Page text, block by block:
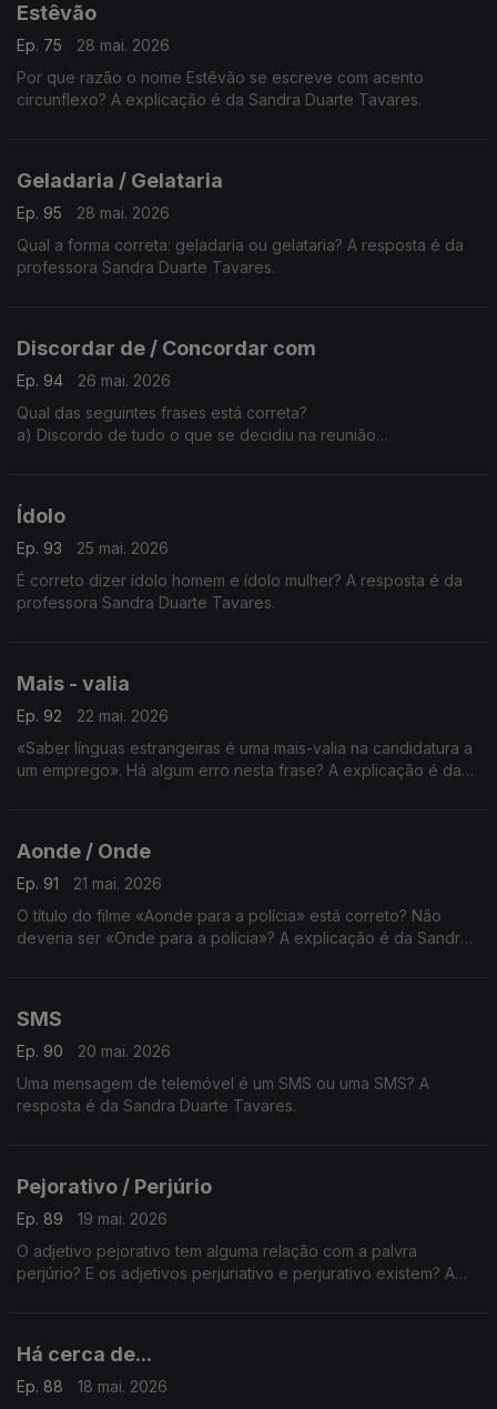
Estêvão
Ep. 75
28 mai. 2026
Por que razão o nome Estêvão se escreve com acento
circunflexo? A explicação é da Sandra Duarte Tavares.
Geladaria / Gelataria
Ep. 95
28 mai. 2026
Qual a forma correta: geladaria ou gelataria? A resposta é da
professora Sandra Duarte Tavares.
Discordar de / Concordar com
Ep. 94
26 mai. 2026
Qual das seguintes frases está correta?
a) Discordo de tudo o que se decidiu na reunião
Ídolo
Ep. 93
25 mai. 2026
É correto dizer ídolo homem e ídolo mulher? A resposta é da
professora Sandra Duarte Tavares.
Mais - valia
Ep. 92
22 mai. 2026
«Saber línguas estrangeiras é uma mais-valia na candidatura a
um emprego». Há algum erro nesta frase? A explicação é da
Aonde / Onde
Ep. 91
21 mai. 2026
O título do filme «Aonde para a polícia» está correto? Não
deveria ser «Onde para a polícia»? A explicação é da Sandra
SMS
Ep. 90
20 mai. 2026
Uma mensagem de telemóvel é um SMS ou uma SMS? A
resposta é da Sandra Duarte Tavares.
Pejorativo / Perjúrio
Ep. 89
19 mai. 2026
O adjetivo pejorativo tem alguma relação com a palvra
perjúrio? E os adjetivos perjuriativo e perjurativo existem? A
Há cerca de...
Ep. 88 18 mai. 2026